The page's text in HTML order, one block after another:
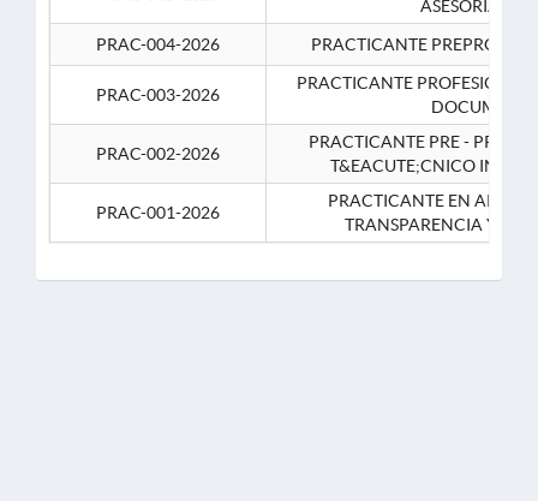
ASESORÍA
PRAC-004-2026
PRACTICANTE
PRAC-003-2026
PRACTICANTE
PRAC-002-2026
PRACTICANTE PRE -
T&EACUTE;CNICO
PRAC-001-2026
PRACTICANTE EN APOYO
TRANSPARENCIA Y